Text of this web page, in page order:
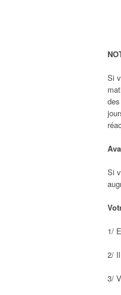
Si
Si
1/
2/
3/